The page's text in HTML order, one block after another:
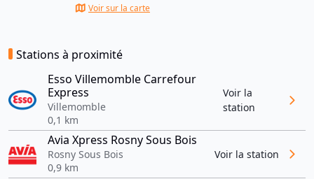
Voir sur la carte
Stations à proximité
Esso Villemomble Carrefour
Express
Villemomble
0,1 km
Voir la
station
Avia Xpress Rosny Sous Bois
Rosny Sous Bois
0,9 km
Voir la station